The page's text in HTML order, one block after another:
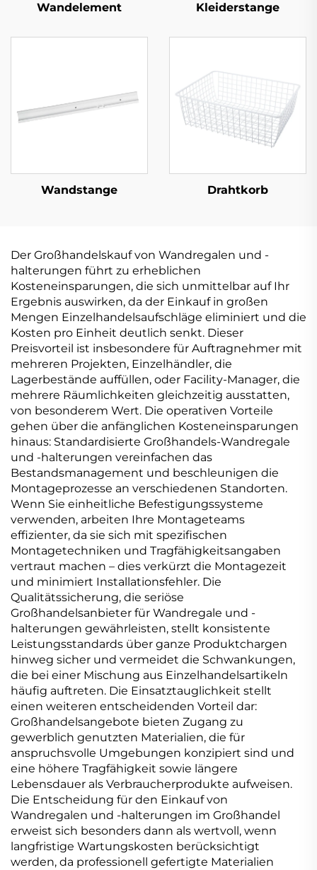
Wandelement
Kleiderstange
Wandstange Drahtkorb
Der Großhandelskauf von Wandregalen und -
halterungen führt zu erheblichen
Kosteneinsparungen, die sich unmittelbar auf Ihr
Ergebnis auswirken, da der Einkauf in großen
Mengen Einzelhandelsaufschläge eliminiert und die
Kosten pro Einheit deutlich senkt. Dieser
Preisvorteil ist insbesondere für Auftragnehmer mit
mehreren Projekten, Einzelhändler, die
Lagerbestände auffüllen, oder Facility-Manager, die
mehrere Räumlichkeiten gleichzeitig ausstatten,
von besonderem Wert. Die operativen Vorteile
gehen über die anfänglichen Kosteneinsparungen
hinaus: Standardisierte Großhandels-Wandregale
und -halterungen vereinfachen das
Bestandsmanagement und beschleunigen die
Montageprozesse an verschiedenen Standorten.
Wenn Sie einheitliche Befestigungssysteme
verwenden, arbeiten Ihre Montageteams
effizienter, da sie sich mit spezifischen
Montagetechniken und Tragfähigkeitsangaben
vertraut machen – dies verkürzt die Montagezeit
und minimiert Installationsfehler. Die
Qualitätssicherung, die seriöse
Großhandelsanbieter für Wandregale und -
halterungen gewährleisten, stellt konsistente
Leistungsstandards über ganze Produktchargen
hinweg sicher und vermeidet die Schwankungen,
die bei einer Mischung aus Einzelhandelsartikeln
häufig auftreten. Die Einsatztauglichkeit stellt
einen weiteren entscheidenden Vorteil dar:
Großhandelsangebote bieten Zugang zu
gewerblich genutzten Materialien, die für
anspruchsvolle Umgebungen konzipiert sind und
eine höhere Tragfähigkeit sowie längere
Lebensdauer als Verbraucherprodukte aufweisen.
Die Entscheidung für den Einkauf von
Wandregalen und -halterungen im Großhandel
erweist sich besonders dann als wertvoll, wenn
langfristige Wartungskosten berücksichtigt
werden, da professionell gefertigte Materialien